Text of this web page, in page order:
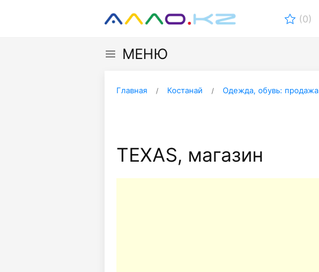
(0)
МЕНЮ
Главная Костанай Одежда, обувь: продажа
TEXAS, магазин